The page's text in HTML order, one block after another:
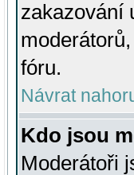
zakazování
fóru.
Návrat
Kdo jsou
Moderátoři